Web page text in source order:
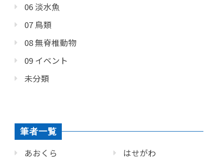
06 淡水魚
07 鳥類
08 無脊椎動物
09 イベント
未分類
筆者一覧
あおくら
はせがわ